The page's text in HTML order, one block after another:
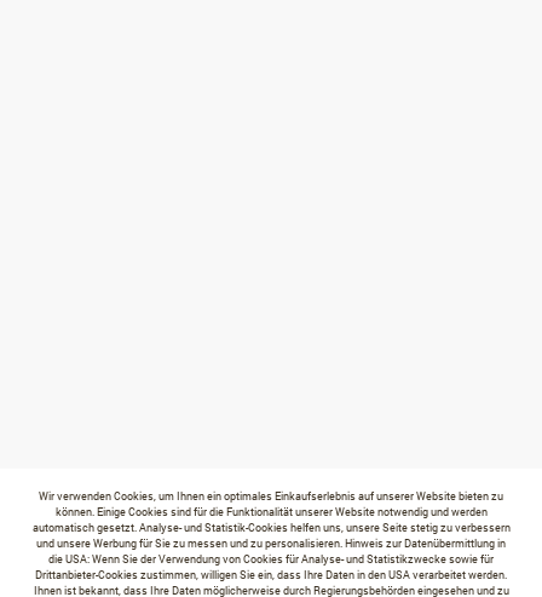
Wir verwenden Cookies, um Ihnen ein optimales Einkaufserlebnis auf unserer Website bieten zu
können. Einige Cookies sind für die Funktionalität unserer Website notwendig und werden
automatisch gesetzt. Analyse- und Statistik-Cookies helfen uns, unsere Seite stetig zu verbessern
und unsere Werbung für Sie zu messen und zu personalisieren. Hinweis zur Datenübermittlung in
die USA: Wenn Sie der Verwendung von Cookies für Analyse- und Statistikzwecke sowie für
Drittanbieter-Cookies zustimmen, willigen Sie ein, dass Ihre Daten in den USA verarbeitet werden.
Ihnen ist bekannt, dass Ihre Daten möglicherweise durch Regierungsbehörden eingesehen und zu